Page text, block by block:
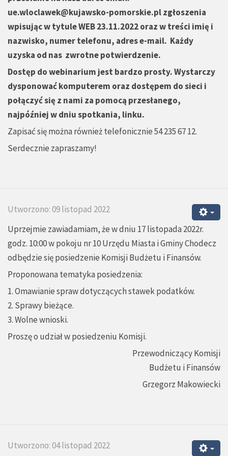
ue.wloclawek@kujawsko-pomorskie.plzgłoszenia
wpisując w tytule WEB 23.11.2022 oraz w treści imię i
nazwisko, numer telefonu, adres e-mail. Każdy
uzyska od nas zwrotne potwierdzenie.
Dostęp do webinarium jest bardzo prosty. Wystarczy
dysponować komputerem oraz dostępem do sieci i
połączyć się z nami za pomocą przesłanego,
najpóźniej w dniu spotkania, linku.
Zapisać się można również telefonicznie 54 235 67 12.
Serdecznie zapraszamy!
Utworzono: 09 listopad 2022
Uprzejmie zawiadamiam, że w dniu 17 listopada 2022r.
godz. 10:00 w pokoju nr 10 Urzędu Miasta i Gminy Chodecz
odbędzie się posiedzenie Komisji Budżetu i Finansów.
Proponowana tematyka posiedzenia:
1. Omawianie spraw dotyczących stawek podatków.
2. Sprawy bieżące.
3. Wolne wnioski.
Proszę o udział w posiedzeniu Komisji.
Przewodniczący Komisji
Budżetu i Finansów
Grzegorz Makowiecki
Utworzono: 04 listopad 2022